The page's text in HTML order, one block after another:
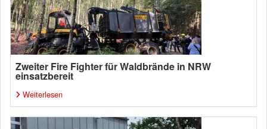
Zweiter Fire Fighter für Waldbrände in NRW
einsatzbereit
Weiterlesen